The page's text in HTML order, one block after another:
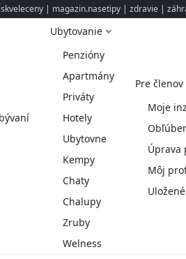
| magazin.nasetipy | zdravie |
Ubytovanie
Penzióny
Apartmány
Priváty
Hotely
Ubytovne
Kempy
Chaty
Chalupy
Zruby
Welness
Pre členov
Moje
Úprava
Môj